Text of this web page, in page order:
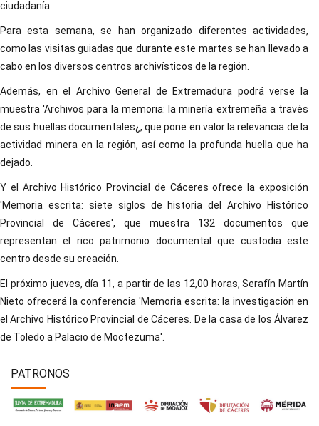
ciudadanía.
Para esta semana, se han organizado diferentes actividades,
como las visitas guiadas que durante este martes se han llevado a
cabo en los diversos centros archivísticos de la región.
Además, en el Archivo General de Extremadura podrá verse la
muestra 'Archivos para la memoria: la minería extremeña a través
de sus huellas documentales¿, que pone en valor la relevancia de la
actividad minera en la región, así como la profunda huella que ha
dejado.
Y el Archivo Histórico Provincial de Cáceres ofrece la exposición
'Memoria escrita: siete siglos de historia del Archivo Histórico
Provincial de Cáceres', que muestra 132 documentos que
representan el rico patrimonio documental que custodia este
centro desde su creación.
El próximo jueves, día 11, a partir de las 12,00 horas, Serafín Martín
Nieto ofrecerá la conferencia 'Memoria escrita: la investigación en
el Archivo Histórico Provincial de Cáceres. De la casa de los Álvarez
de Toledo a Palacio de Moctezuma'.
PATRONOS